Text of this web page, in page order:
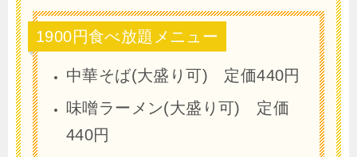
1900円食べ放題メニュー
中華そば(大盛り可) 定価440円
味噌ラーメン(大盛り可) 定価
440円